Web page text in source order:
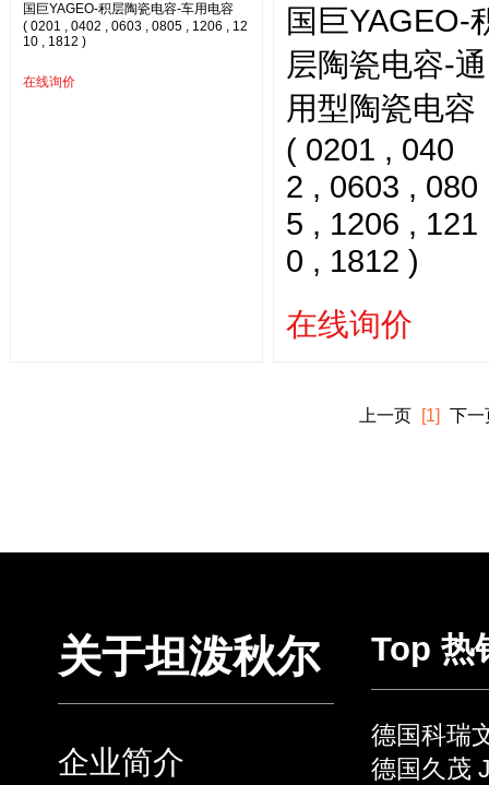
国巨YAGEO-积层陶瓷电容-车用电容
( 0201 , 0402 , 0603 , 0805 , 1206 , 12
10 , 1812 )
在线询价
国巨YAGEO-
层陶瓷电容-通
用型陶瓷电容
( 0201 , 040
2 , 0603 , 080
5 , 1206 , 121
0 , 1812 )
在线询价
上一页 [1] 下一
关于坦泼秋尔
企业简介
Top 热
德国科瑞
德国久茂